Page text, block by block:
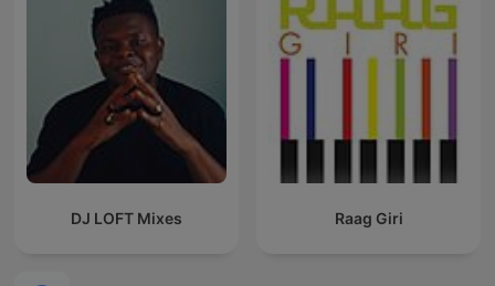
DJ LOFT Mixes Raag Giri